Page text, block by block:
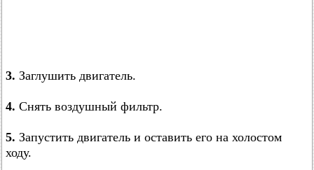
3. Заглушить двигатель.
4. Снять воздушный фильтр.
5. Запустить двигатель и оставить его на холостом
ходу.